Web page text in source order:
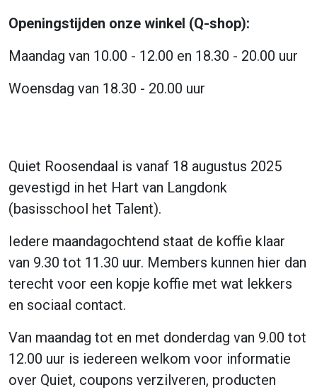
Openingstijden onze winkel (Q-shop):
Maandag van 10.00 - 12.00 en 18.30 - 20.00 uur
Woensdag van 18.30 - 20.00 uur
Quiet Roosendaal is vanaf 18 augustus 2025
gevestigd in het Hart van Langdonk
(basisschool het Talent).
Iedere maandagochtend staat de koffie klaar
van 9.30 tot 11.30 uur. Members kunnen hier dan
terecht voor een kopje koffie met wat lekkers
en sociaal contact.
Van maandag tot en met donderdag van 9.00 tot
12.00 uur is iedereen welkom voor informatie
over Quiet, coupons verzilveren, producten